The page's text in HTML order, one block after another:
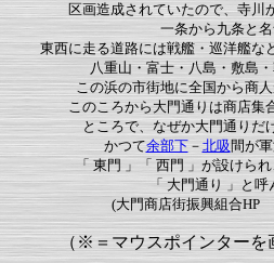
区画造成されていたので、寺川
一条から九条と
東西に走る道路には戦艦・巡洋艦な
八重山・富士・八島・敷島
この浜の市街地に全国から商
このころから大門通りは商店集
ところで、なぜか大門通りだ
かつて余部下－ 北吸間が
「 東門 」「 西門 」が設けら
「 大門通り 」と呼
(大門商店街振興組合HP
（※＝マウスポインター